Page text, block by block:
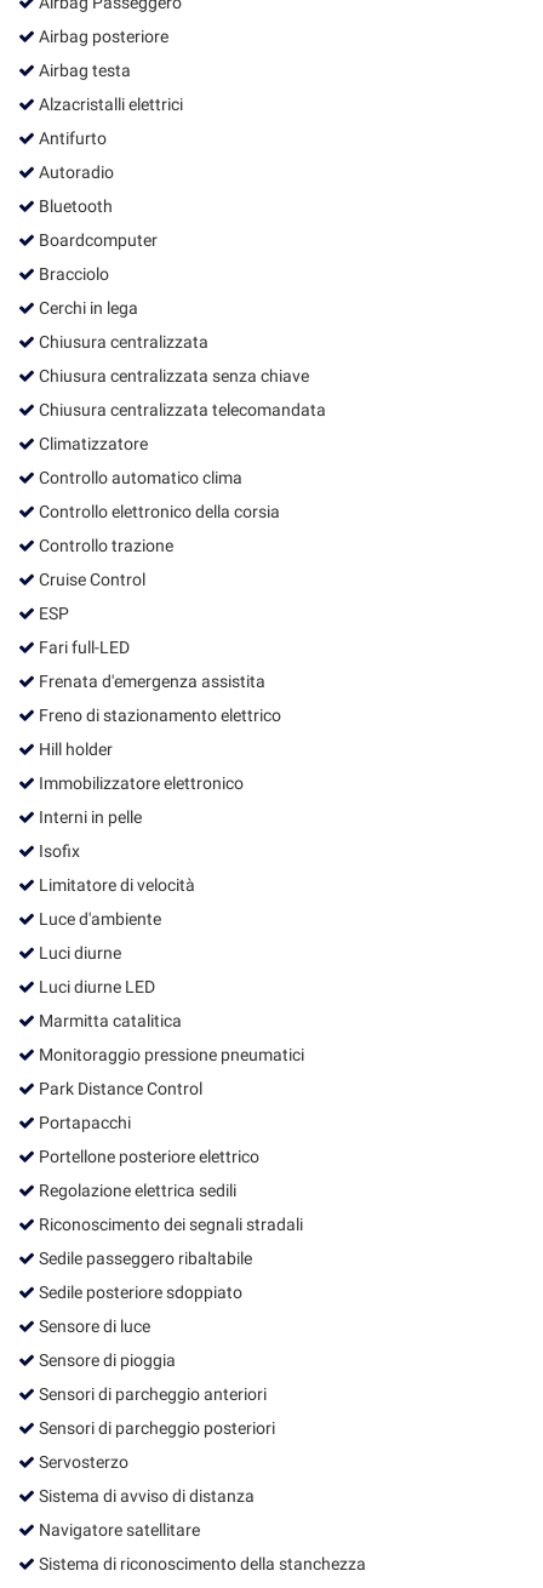
Airbag posteriore
Airbag testa
Alzacristalli elettrici
Antifurto
Autoradio
Bluetooth
Boardcomputer
Bracciolo
Cerchi in lega
Chiusura centralizzata
Chiusura centralizzata senza chiave
Chiusura centralizzata telecomandata
Climatizzatore
Controllo automatico clima
Controllo elettronico della corsia
Controllo trazione
Cruise Control
ESP
Fari full-LED
Frenata d'emergenza assistita
Freno di stazionamento elettrico
Hill holder
Immobilizzatore elettronico
Interni in pelle
Isofix
Limitatore di velocità
Luce d'ambiente
Luci diurne
Luci diurne LED
Marmitta catalitica
Monitoraggio pressione pneumatici
Park Distance Control
Portapacchi
Portellone posteriore elettrico
Regolazione elettrica sedili
Riconoscimento dei segnali stradali
Sedile passeggero ribaltabile
Sedile posteriore sdoppiato
Sensore di luce
Sensore di pioggia
Sensori di parcheggio anteriori
Sensori di parcheggio posteriori
Servosterzo
Sistema di avviso di distanza
Navigatore satellitare
Sistema di riconoscimento della stanchezza
Cookie necessari
Cookie delle preferenze
Cookie per il miglioramento dell'esperienza utente
Cookie analitici
Cookie di marketing
la
cookie
Salva
le